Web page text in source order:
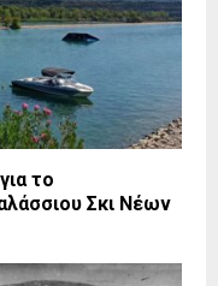
το
Σκι Νέων